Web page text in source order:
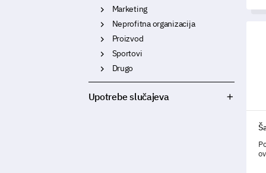
Marketing
Neprofitna organizacija
Proizvod
Sportovi
Drugo
Upotrebe slučajeva